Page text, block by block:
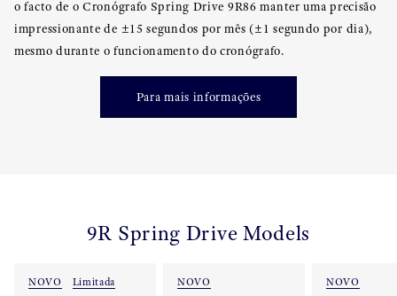
o facto de o Cronógrafo Spring Drive 9R86 manter uma precisão
impressionante de ±15 segundos por mês (±1 segundo por dia),
mesmo durante o funcionamento do cronógrafo.
Para mais informações
9R Spring Drive Models
NOVO Limitada NOVO NOVO